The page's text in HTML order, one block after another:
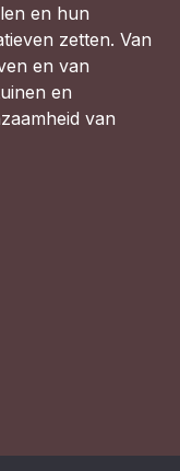
en hun
zetten. Van
en van
en
van